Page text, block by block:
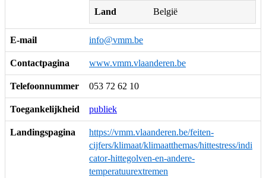
Land België
E-mail info@vmm.be
Contactpagina www.vmm.vlaanderen.be
Telefoonnummer 053 72 62 10
Toegankelijkheid publiek
Landingspagina
https://vmm.vlaanderen.be/feiten-
cijfers/klimaat/klimaatthemas/hittestress/indi
cator-hittegolven-en-andere-
temperatuurextremen